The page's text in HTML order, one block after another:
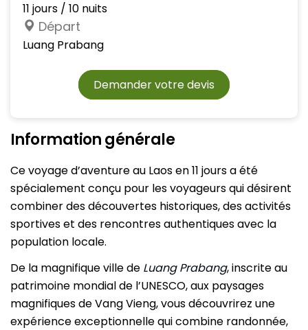
11 jours / 10 nuits
Départ
Luang Prabang
Demander votre devis
Information générale
Ce voyage d’aventure au Laos en 11 jours a été
spécialement conçu pour les voyageurs qui désirent
combiner des découvertes historiques, des activités
sportives et des rencontres authentiques avec la
population locale.
De la magnifique ville de Luang Prabang, inscrite au
patrimoine mondial de l’UNESCO, aux paysages
magnifiques de Vang Vieng, vous découvrirez une
expérience exceptionnelle qui combine randonnée,